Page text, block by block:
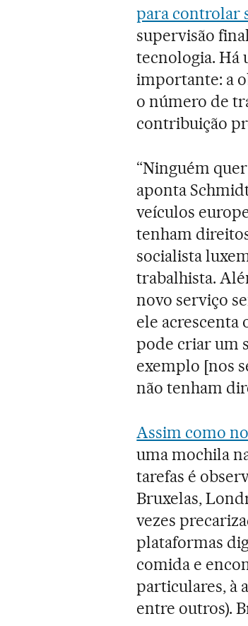
para controlar
supervisão
tecnologia. Há
importante: a
o número de
contribuição
“Ninguém
aponta
veículos
tenham
socialista
trabalhista.
novo serviço
ele acrescenta
pode criar um
exemplo [nos
não tenham
Assim como
uma mochila
tarefas é
Bruxelas,
vezes
plataformas
comida e
particulares, à
entre outros).